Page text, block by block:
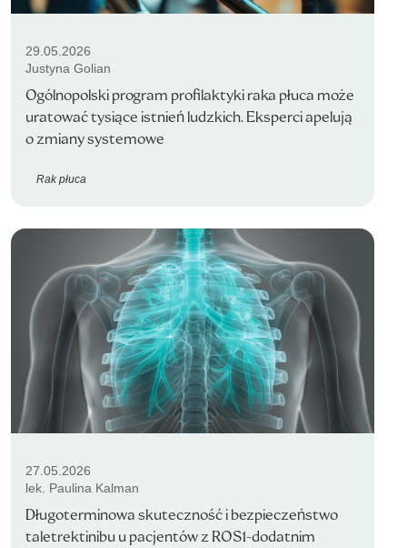
29.05.2026
Justyna Golian
Ogólnopolski program profilaktyki raka płuca może
uratować tysiące istnień ludzkich. Eksperci apelują
o zmiany systemowe
Rak płuca
27.05.2026
lek. Paulina Kalman
Długoterminowa skuteczność i bezpieczeństwo
taletrektinibu u pacjentów z ROS1-dodatnim